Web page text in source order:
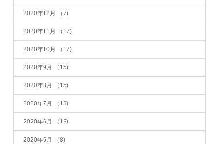
2020年12月 （7)
2020年11月 （17)
2020年10月 （17)
2020年9月 （15)
2020年8月 （15)
2020年7月 （13)
2020年6月 （13)
2020年5月 （8)